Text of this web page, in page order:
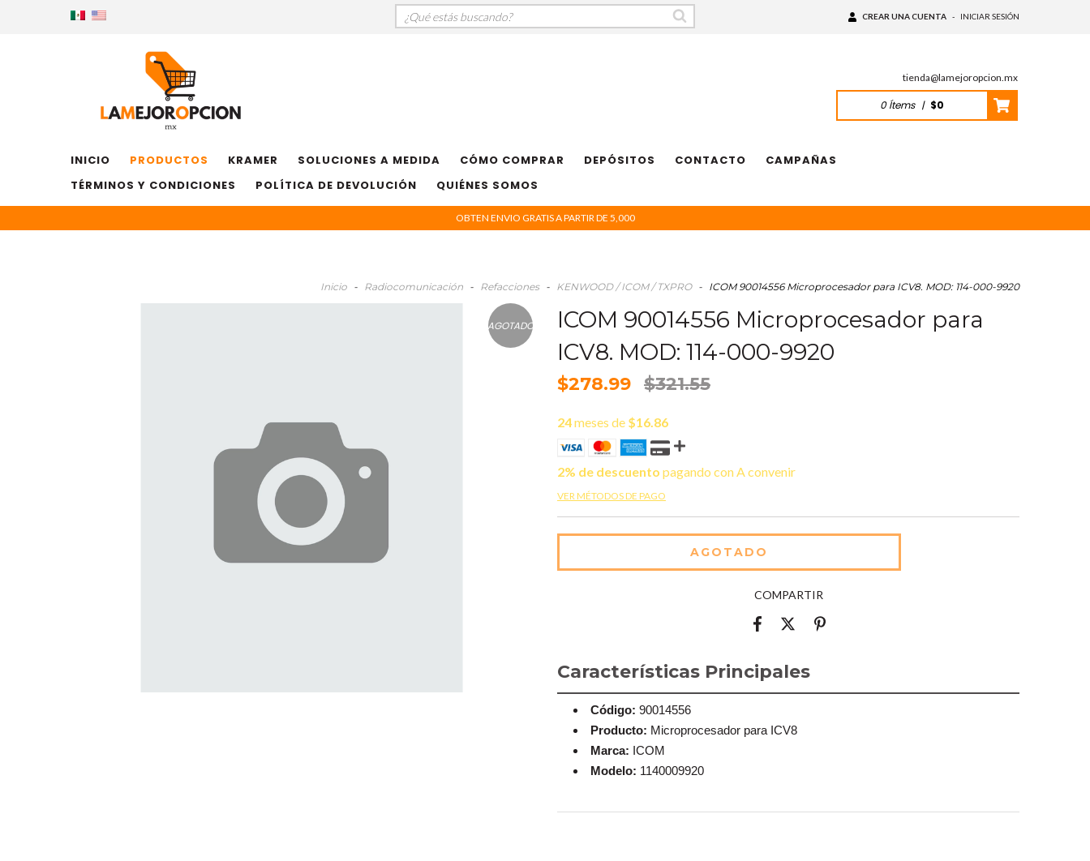
CREAR UNA CUENTA - INICIAR SESIÓN
tienda@lamejoropcion.mx
0Ítems | $0
INICIO PRODUCTOS KRAMER SOLUCIONES A MEDIDA CÓMO COMPRAR DEPÓSITOS CONTACTO
CAMPAÑAS
TÉRMINOS Y CONDICIONES
POLÍTICA DE DEVOLUCIÓN QUIÉNES SOMOS
OBTEN ENVIO GRATIS A PARTIR DE 5,000
Inicio - Radiocomunicación - Refacciones - KENWOOD / ICOM / TXPRO - ICOM 90014556 Microprocesador para ICV8. MOD: 114-000-9920
AGOTADO
ICOM 90014556 Microprocesador para
ICV8. MOD: 114-000-9920
$278.99 $321.55
24meses de $16.86
2% de descuento pagando con A convenir
VER MÉTODOS DE PAGO
COMPARTIR
Características Principales
Código: 90014556
Producto: Microprocesador para ICV8
Marca: ICOM
Modelo: 1140009920